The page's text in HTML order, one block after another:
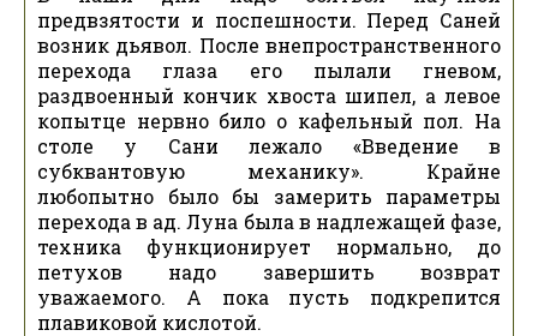
предвзятости и поспешности. Перед Саней
возник дьявол. После внепространственного
перехода глаза его пылали гневом,
раздвоенный кончик хвоста шипел, а левое
копытце нервно било о кафельный пол. На
столе у Сани лежало «Введение в
субквантовую механику». Крайне
любопытно было бы замерить параметры
перехода в ад. Луна была в надлежащей фазе,
техника функционирует нормально, до
петухов надо завершить возврат
уважаемого. А пока пусть подкрепится
плавиковой кислотой.